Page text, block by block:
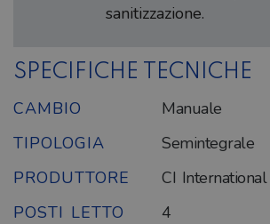
sanitizzazione.
SPECIFICHE TECNICHE
CAMBIO
Manuale
TIPOLOGIA
Semintegrale
PRODUTTORE
CI International
POSTI LETTO
4